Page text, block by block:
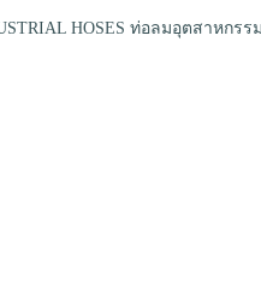
HOSES ท่อลมอุตสาหกรร